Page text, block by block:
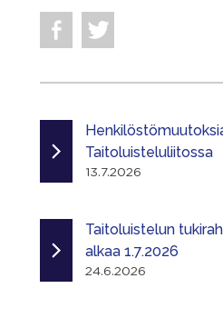
Taitoluisteluliitossa
13.7.2026
Taitoluistelun
alkaa 1.7.2026
24.6.2026